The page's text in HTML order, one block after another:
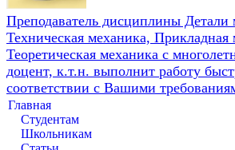
Преподаватель дисциплины
Техническая механика, Прикладная
Теоретическая механика с
доцент, к.т.н. выполнит работу
соответствии с Вашими
Главная
Студентам
Школьникам